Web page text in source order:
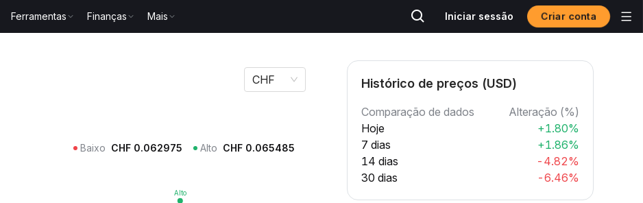
Ferramentas Finanças Mais Iniciar sessão Criar conta
CHF
Baixo CHF 0.062975 Alto CHF 0.065485
Histórico de preços (USD)
Comparação de dados
Alteração (%)
Hoje
+1.80%
7 dias
+1.86%
14 dias
-4.82%
30 dias
-6.46%